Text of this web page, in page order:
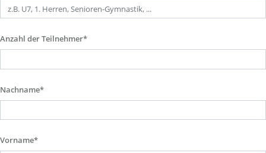
Anzahl der Teilnehmer*
Nachname*
Vorname*